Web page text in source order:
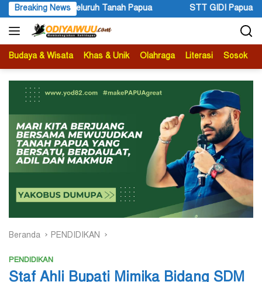
Langsung
ke
konten
Breaking News
STT GIDI Papua Apresiasi Setahun Kepemimpinan Gubernur dan
Budaya & Wisata Khas & Unik Olahraga Literasi Sosok
Beranda PENDIDIKAN
PENDIDIKAN
Staf Ahli Bupati Mimika Bidang SDM